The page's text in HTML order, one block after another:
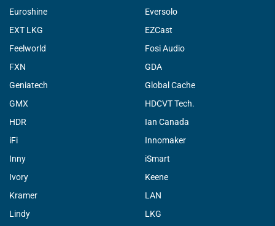
Euroshine
Eversolo
EXT LKG
EZCast
Feelworld
Fosi Audio
FXN
GDA
Geniatech
Global Cache
GMX
HDCVT Tech.
HDR
Ian Canada
iFi
Innomaker
Inny
iSmart
Ivory
Keene
Kramer
LAN
Lindy
LKG